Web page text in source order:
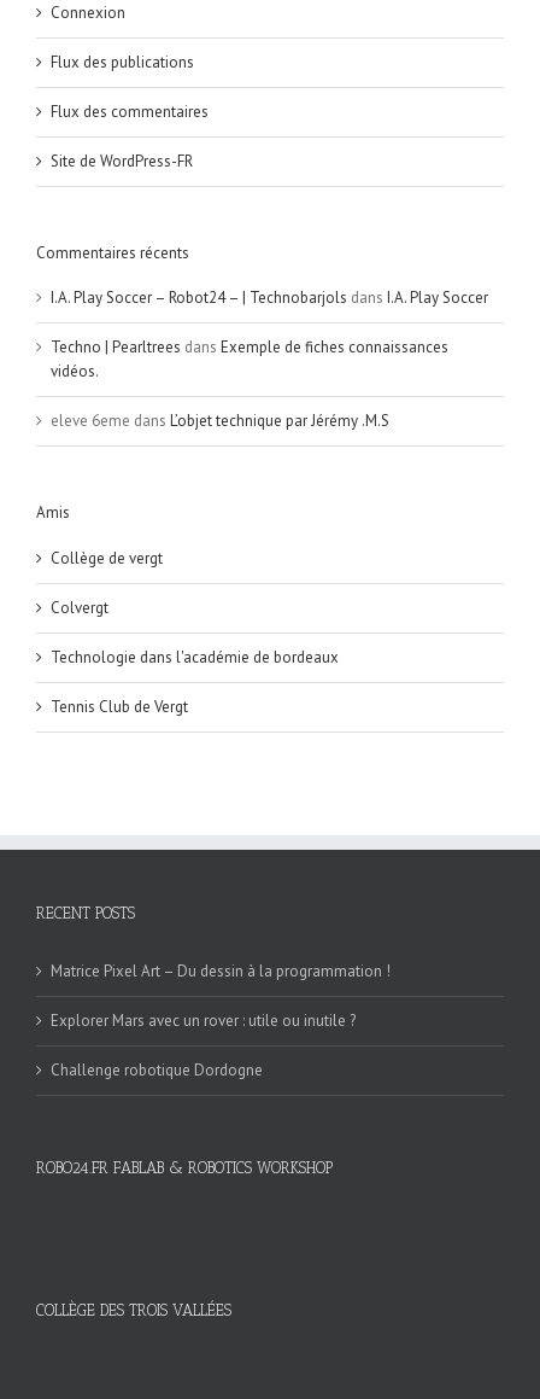
Connexion
Flux des publications
Flux des commentaires
Site de WordPress-FR
Commentaires récents
I.A. Play Soccer – Robot24 – | Technobarjols dans I.A. Play Soccer
Techno | Pearltrees dans Exemple de fiches connaissances
vidéos.
eleve 6eme dans L’objet technique par Jérémy .M.S
Amis
Collège de vergt
Colvergt
Technologie dans l'académie de bordeaux
Tennis Club de Vergt
RECENT POSTS
Matrice Pixel Art – Du dessin à la programmation !
Explorer Mars avec un rover : utile ou inutile ?
Challenge robotique Dordogne
ROBO24.FR FABLAB & ROBOTICS WORKSHOP
COLLÈGE DES TROIS VALLÉES